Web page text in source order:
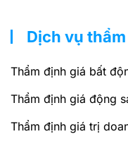
Dịch vụ
Thẩm định giá bất
Thẩm định giá động
Thẩm định giá trị